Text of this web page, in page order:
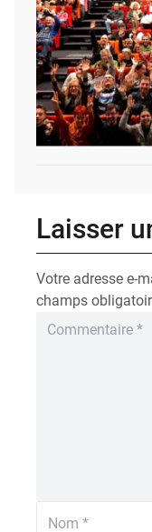
Laisser
Votre adresse e-
champs